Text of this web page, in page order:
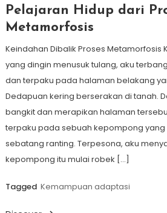
Pelajaran Hidup dari
Metamorfosis
Keindahan Dibalik Proses Metamorfosis
yang dingin menusuk tulang, aku
dan terpaku pada halaman belakang
Dedapuan kering berserakan di tanah.
bangkit dan merapikan halaman
terpaku pada sebuah kepompong
sebatang ranting. Terpesona, aku
kepompong itu mulai robek […]
Tagged Kemampuan adaptasi